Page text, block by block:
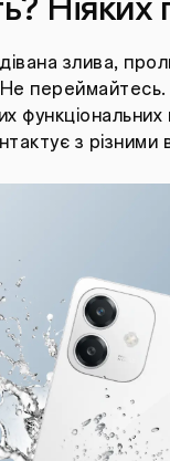
злива,
Не
з різними